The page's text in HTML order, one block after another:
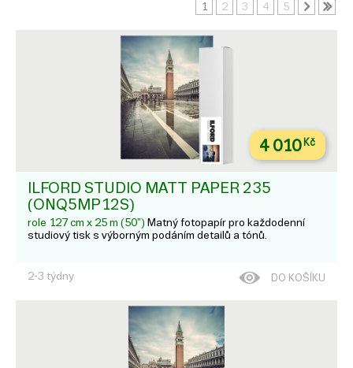
1
2 3 4 5
4 010Kč
ILFORD STUDIO MATT PAPER 235
(ONQ5MP12S)
role 127 cm x 25 m (50") Matný fotopapír pro každodenní
studiový tisk s výborným podáním detailů a tónů.
2-3 týdny DO KOŠÍKU